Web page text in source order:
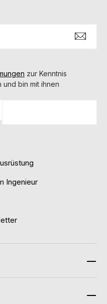
zur Kenntnis
und bin mit ihnen
Ingenieur